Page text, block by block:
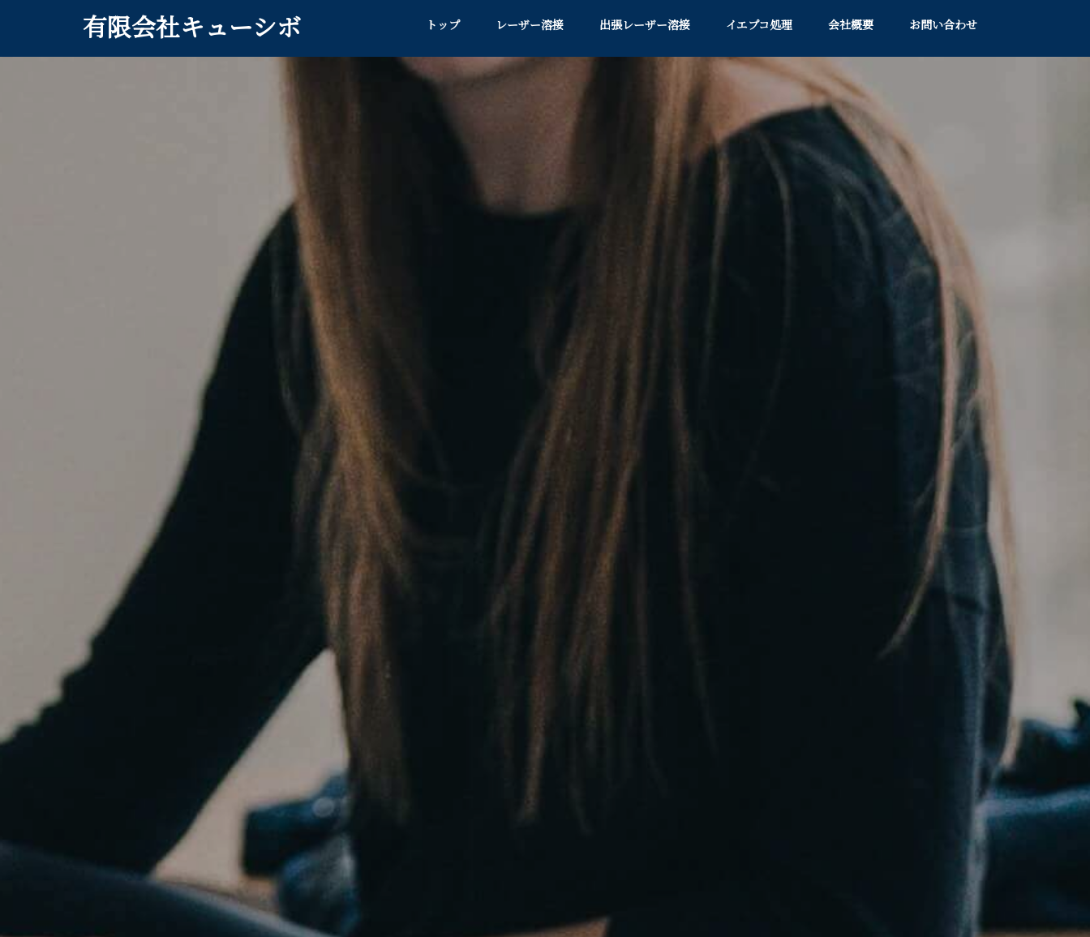
有限会社キューシボ トップ レーザー溶接 出張レーザー溶接 イエプコ処理 会社概要 お問い合わせ